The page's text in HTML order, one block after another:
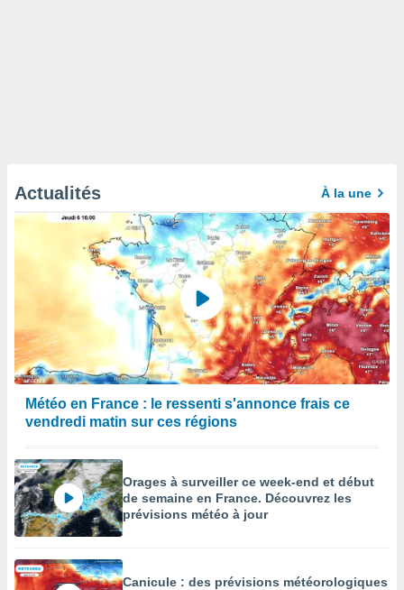
Actualités À la une
Météo en France : le ressenti s'annonce frais ce
vendredi matin sur ces régions
Orages à surveiller ce week-end et début
de semaine en France. Découvrez les
prévisions météo à jour
Canicule : des prévisions météorologiques